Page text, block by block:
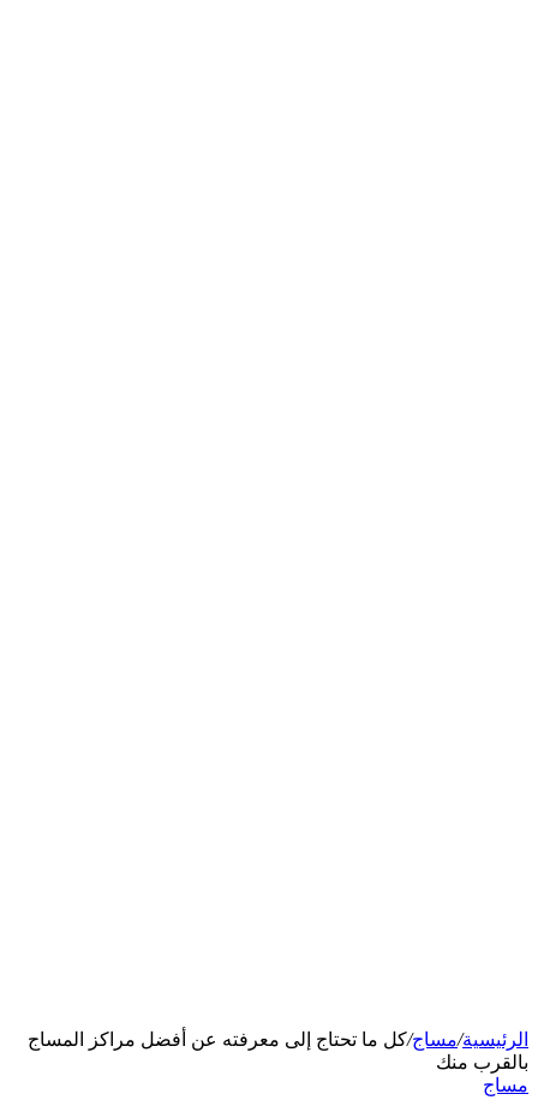
الرئيسية/مساج/كل ما تحتاج إلى معرفته عن أفضل مراكز المساج
بالقرب منك
مساج